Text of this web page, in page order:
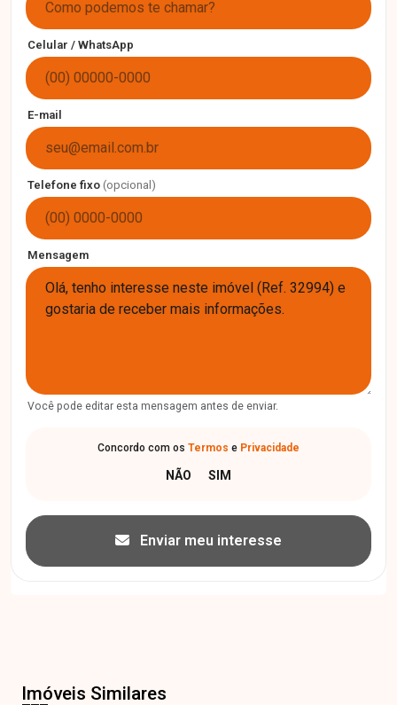
Celular / WhatsApp
E-mail
Telefone fixo (opcional)
Mensagem
Você pode editar esta mensagem antes de enviar.
Concordo com os Termos e Privacidade
Enviar meu interesse
Imóveis Similares